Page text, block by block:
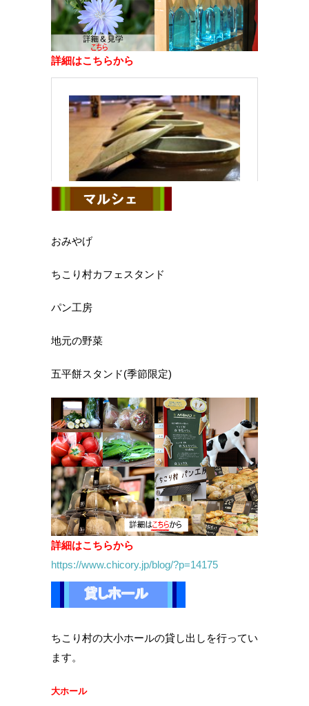
詳細はこちらから
おみやげ
ちこり村カフェスタンド
パン工房
地元の野菜
五平餅スタンド(季節限定)
詳細はこちらから
https://www.chicory.jp/blog/?p=14175
ちこり村の大小ホールの貸し出しを行ってい
ます。
大ホール